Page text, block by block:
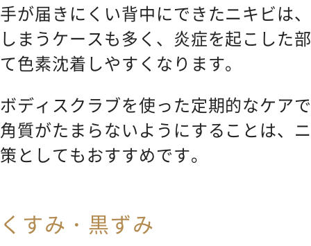
手が届きにくい背中にできたニキビは
しまうケースも多く、炎症を起こした
て色素沈着しやすくなります。
ボディスクラブを使った定期的なケア
角質がたまらないようにすることは、
策としてもおすすめです。
くすみ・黒ずみ